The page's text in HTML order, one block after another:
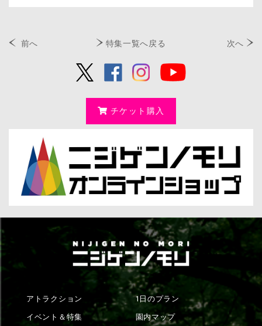
前へ 特集一覧へ戻る 次へ
チケット購入
アトラクション
イベント＆特集
1日のプラン
園内マップ